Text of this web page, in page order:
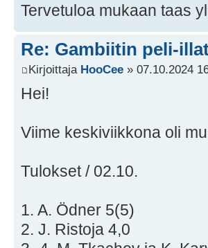
Tervetuloa mukaan taas
Re: Gambiitin peli-
Kirjoittaja HooCee » 07.10.2024
Hei!
Viime keskiviikkona oli
Tulokset / 02.10.
1. A. Ödner 5(5)
2. J. Ristoja 4,0